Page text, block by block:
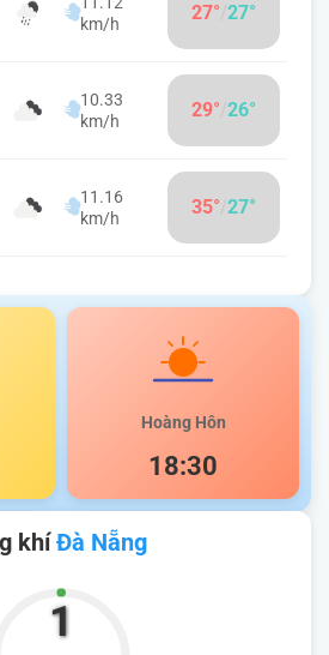
km/h
27° 27°
10.33
km/h
29° 26°
11.16
km/h
35° 27°
Hoàng Hôn
18:30
khíĐà Nẵng
1